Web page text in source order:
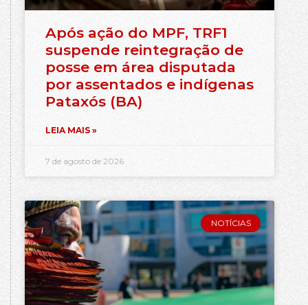
Após ação do MPF, TRF1
suspende reintegração de
posse em área disputada
por assentados e indígenas
Pataxós (BA)
LEIA MAIS »
7 de agosto de 2026
NOTÍCIAS